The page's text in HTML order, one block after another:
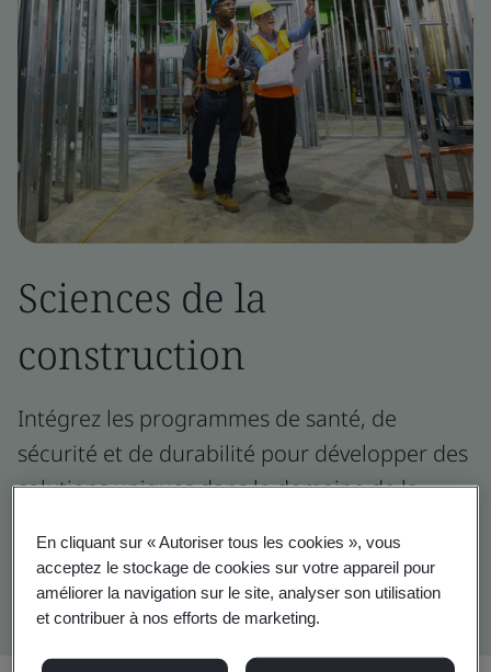
Sciences de la
construction
Intégrez les programmes de santé, de
sécurité et de durabilité pour développer des
solutions uniques dans le domaine de la
dépassent les exigences réglementaires.
En cliquant sur « Autoriser tous les cookies », vous
acceptez le stockage de cookies sur votre appareil pour
améliorer la navigation sur le site, analyser son utilisation
et contribuer à nos efforts de marketing.